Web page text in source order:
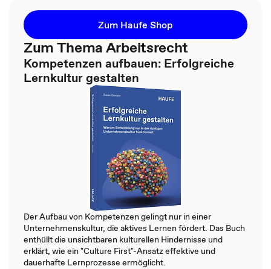
Zum Haufe Shop
Zum Thema Arbeitsrecht
Kompetenzen aufbauen: Erfolgreiche
Lernkultur gestalten
Der Aufbau von Kompetenzen gelingt nur in einer
Unternehmenskultur, die aktives Lernen fördert. Das Buch
enthüllt die unsichtbaren kulturellen Hindernisse und
erklärt, wie ein "Culture First"-Ansatz effektive und
dauerhafte Lernprozesse ermöglicht.